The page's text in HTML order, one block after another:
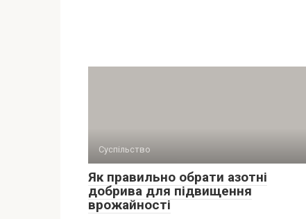
Суспільство
Як правильно обрати азотні
добрива для підвищення
врожайності